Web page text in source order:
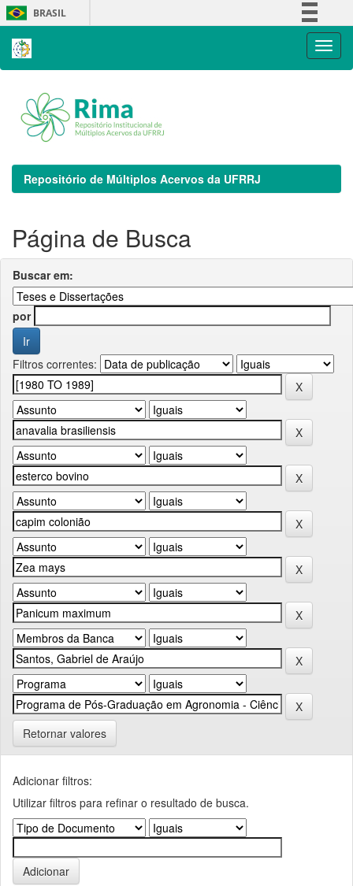
Skip
navigation
BRASIL
Repositório de Múltiplos Acervos da UFRRJ
Página de Busca
Buscar em:
por
Filtros correntes:
Retornar valores
Adicionar filtros:
Utilizar filtros para refinar o resultado de busca.